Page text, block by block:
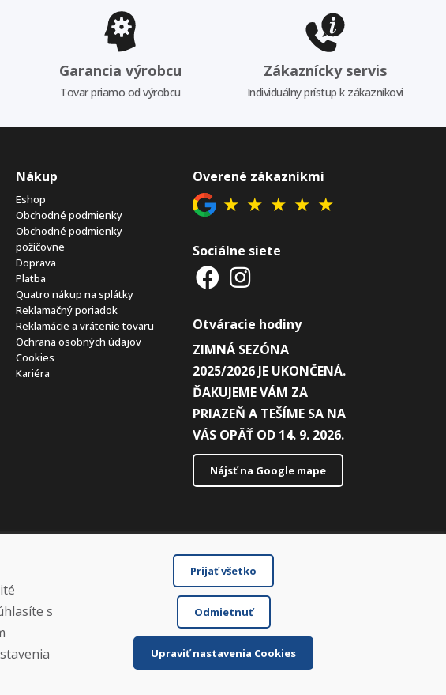
Garancia výrobcu
Tovar priamo od výrobcu
Zákaznícky servis
Individuálny prístup k zákazníkovi
Nákup
Eshop
Obchodné podmienky
Obchodné podmienky
požičovne
Doprava
Platba
Quatro nákup na splátky
Reklamačný poriadok
Reklamácie a vrátenie tovaru
Ochrana osobných údajov
Cookies
Kariéra
Overené zákazníkmi
★ ★ ★ ★ ★
Sociálne siete
Otváracie hodiny
ZIMNÁ SEZÓNA
2025/2026 JE UKONČENÁ.
ĎAKUJEME VÁM ZA
PRIAZEŇ A TEŠÍME SA NA
VÁS OPÄŤ OD 14. 9. 2026.
Nájsť na Google mape
s
Prijať všetko
Odmietnuť
Upraviť nastavenia Cookies